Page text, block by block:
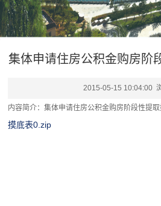
集体申请住房公积金购房阶
2015-05-15 10:04:00
内容简介：集体申请住房公积金购房阶段性提
摸底表0.zip